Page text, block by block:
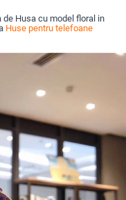
Husa cu model floral in
Huse pentru telefoane